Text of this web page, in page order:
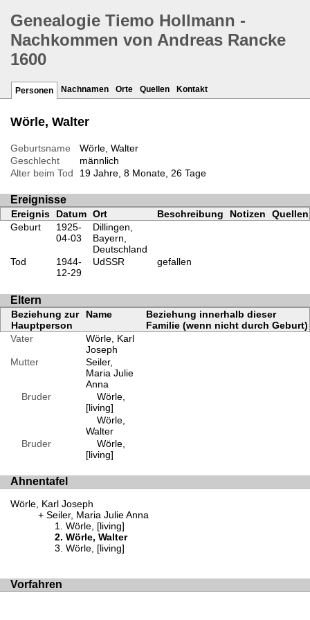
Genealogie Tiemo Hollmann -
Nachkommen von Andreas Rancke
1600
Personen Nachnamen Orte Quellen Kontakt
Wörle, Walter
Geburtsname
Wörle, Walter
Geschlecht
männlich
Alter beim Tod
19 Jahre, 8 Monate, 26 Tage
Ereignisse
Ereignis Datum Ort Beschreibung Notizen
Quellen
Geburt
1925-
04-03
Dillingen,
Bayern,
Deutschland
Tod
1944-
12-29
UdSSR gefallen
Eltern
Beziehung zur
Hauptperson
Name
Beziehung innerhalb dieser
Familie (wenn nicht durch Geburt)
Vater
Wörle, Karl
Joseph
Mutter
Seiler,
Maria Julie
Anna
Bruder
Wörle,
[living]
Wörle,
Walter
Bruder
Wörle,
[living]
Ahnentafel
Wörle, Karl Joseph
Seiler, Maria Julie Anna
Wörle, [living]
Wörle, Walter
Wörle, [living]
Vorfahren